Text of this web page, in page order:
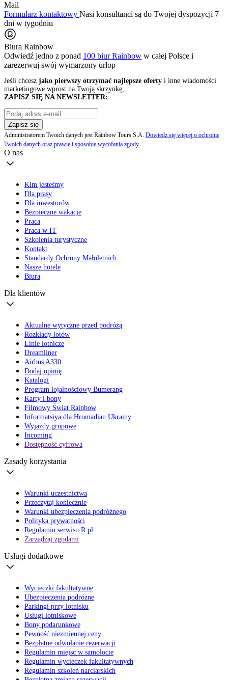
Mail
Formularz kontaktowy Nasi konsultanci są do Twojej dyspozycji 7
dni w tygodniu
Biura Rainbow
Odwiedź jedno z ponad 100 biur Rainbow w całej Polsce i
zarezerwuj swój wymarzony urlop
Jeśli chcesz jako pierwszy otrzymać najlepsze oferty i inne wiadomości
marketingowe wprost na Twoją skrzynkę,
ZAPISZ SIĘ NA NEWSLETTER:
Zapisz się
Administratorem Twoich danych jest Rainbow Tours S.A. Dowiedz się więcej o ochronie
Twoich danych oraz prawie i sposobie wycofania zgody.
O nas
Kim jesteśmy
Dla prasy
Dla inwestorów
Bezpieczne wakacje
Praca
Praca w IT
Szkolenia turystyczne
Kontakt
Standardy Ochrony Małoletnich
Nasze hotele
Biura
Dla klientów
Aktualne wytyczne przed podróżą
Rozkłady lotów
Linie lotnicze
Dreamliner
Airbus A330
Dodaj opinię
Katalogi
Program lojalnościowy Bumerang
Karty i bony
Filmowy Świat Rainbow
Informatsiya dla Hromadian Ukrainy
Wyjazdy grupowe
Incoming
Dostępność cyfrowa
Zasady korzystania
Warunki uczestnictwa
Przeczytaj koniecznie
Warunki ubezpieczenia podróżnego
Polityka prywatności
Regulamin serwisu R.pl
Zarządzaj zgodami
Usługi dodatkowe
Wycieczki fakultatywne
Ubezpieczenia podróżne
Parkingi przy lotnisku
Usługi lotniskowe
Bony podarunkowe
Pewność niezmiennej ceny
Bezpłatne odwołanie rezerwacji
Regulamin miejsc w samolocie
Regulamin wycieczek fakultatywnych
Regulamin szkoleń narciarskich